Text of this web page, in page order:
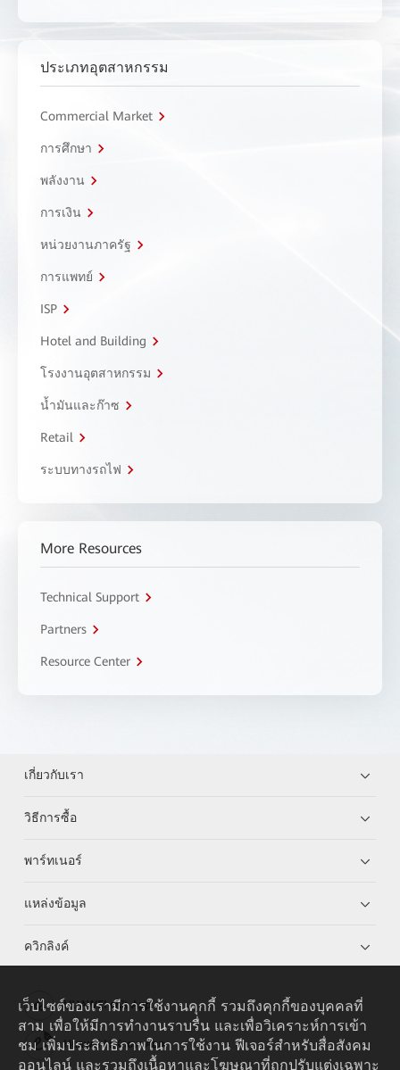
ประเภทอุตสาหกรรม
Commercial Market
การศึกษา
พลังงาน
การเงิน
หน่วยงานภาครัฐ
การแพทย์
ISP
Hotel and Building
โรงงานอุตสาหกรรม
น้ำมันและก๊าซ
Retail
ระบบทางรถไฟ
More Resources
Technical Support
Partners
Resource Center
เกี่ยวกับเรา
วิธีการซื้อ
พาร์ทเนอร์
แหล่งข้อมูล
ควิกลิงค์
HUAWEI eKit App
Huawei HiKnow App
เว็บไซต์ของเรามีการใช้งานคุกกี้ รวมถึงคุกกี้ของบุคคลที่
สาม เพื่อให้มีการทำงานราบรื่น และเพื่อวิเคราะห์การเข้า
ชม เพิ่มประสิทธิภาพในการใช้งาน ฟีเจอร์สำหรับสื่อสังคม
ออนไลน์ และรวมถึงเนื้อหาและโฆษณาที่ถูกปรับแต่งเฉพาะ